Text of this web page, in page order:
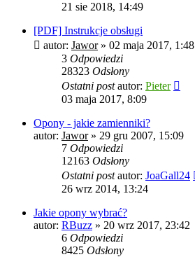
21 sie 2018, 14:49
[PDF] Instrukcje obsługi
autor: Jawor» 02 maja 2017, 1:48
3 Odpowiedzi
28323 Odsłony
Ostatni postautor: Pieter
03 maja 2017, 8:09
Opony - jakie zamienniki?
autor: Jawor» 29 gru 2007, 15:09
7 Odpowiedzi
12163 Odsłony
Ostatni postautor: JoaGall24
26 wrz 2014, 13:24
Jakie opony wybrać?
autor: RBuzz » 20 wrz 2017, 23:42
6 Odpowiedzi
8425 Odsłony